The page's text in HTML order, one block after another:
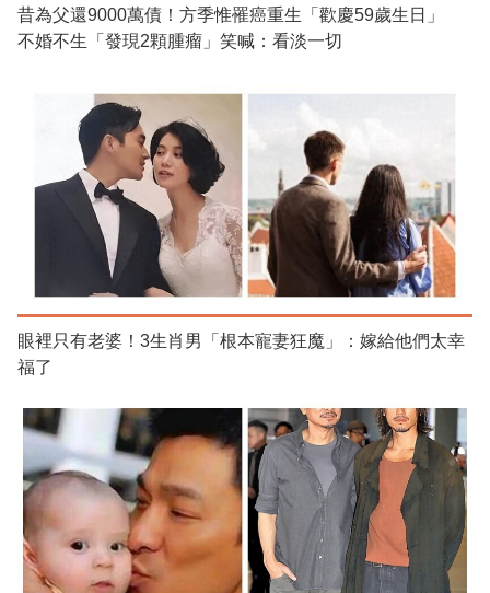
昔為父還9000萬債！方季惟罹癌重生「歡慶59歲生日」
不婚不生「發現2顆腫瘤」笑喊：看淡一切
眼裡只有老婆！3生肖男「根本寵妻狂魔」：嫁給他們太幸
福了